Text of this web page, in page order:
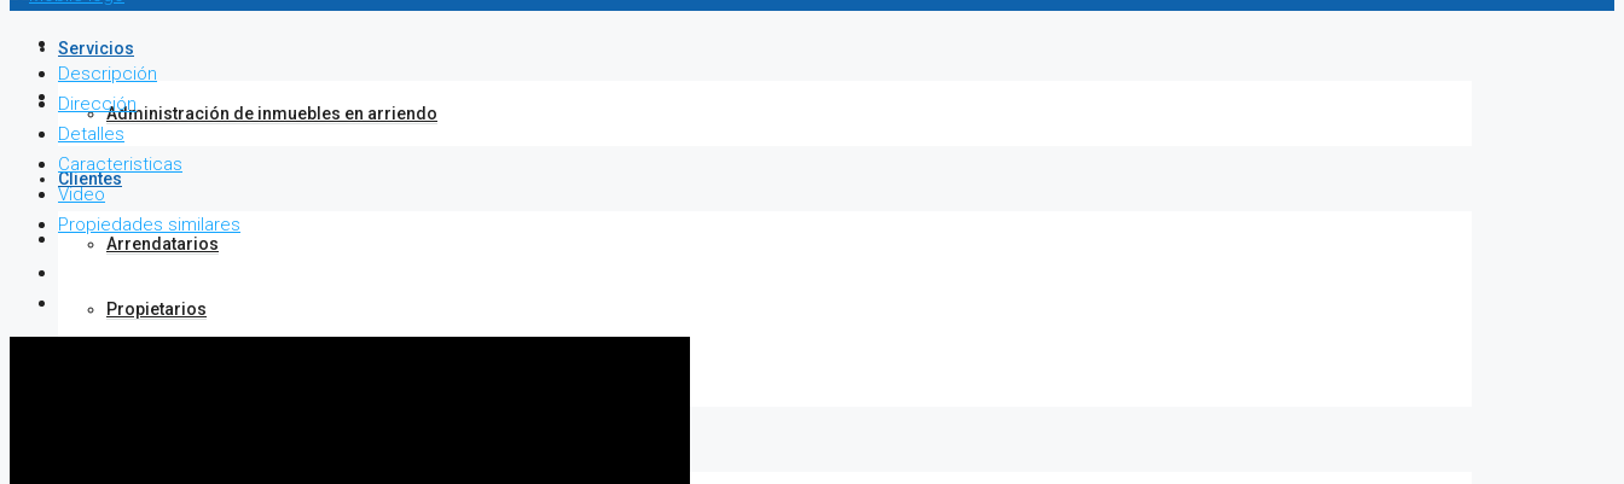
Servicios
Administración de inmuebles en arriendo
Clientes
Arrendatarios
Propietarios
Descripción
Dirección
Detalles
Caracteristicas
Video
Propiedades similares